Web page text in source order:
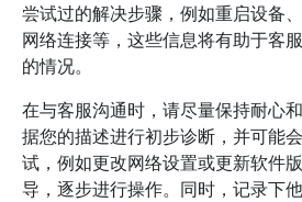
尝试过的解决步骤，例如重启设备
网络连接等，这些信息将有助于客
的情况。
在与客服沟通时，请尽量保持耐心
据您的描述进行初步诊断，并可能
试，例如更改网络设置或更新软件
导，逐步进行操作。同时，记录下